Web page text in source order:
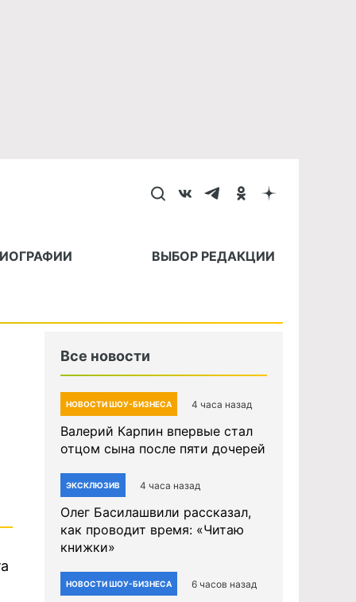
ВЫБОР РЕДАКЦИИ
Все новости
НОВОСТИ ШОУ-БИЗНЕСА 4 часа назад
Валерий Карпин впервые стал
отцом сына после пяти дочерей
ЭКСКЛЮЗИВ 4 часа назад
Олег Басилашвили рассказал,
как проводит время: «Читаю
книжки»
НОВОСТИ ШОУ-БИЗНЕСА 6 часов назад